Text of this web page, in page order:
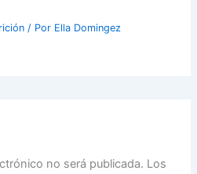
/ Por Ella Domingez
no será publicada. Los